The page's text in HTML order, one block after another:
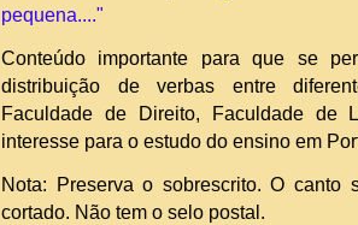
pequena...."
Conteúdo importante para que se
distribuição de verbas entre
Faculdade de Direito, Faculdade de
interesse para o estudo do ensino em
Nota: Preserva o sobrescrito. O canto
cortado. Não tem o selo postal.